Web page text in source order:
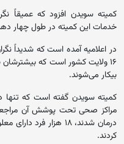
کمیته سویدن افزود که عمیقاً
خدمات این کمیته در طول چهار
در اعلامیه آمده است که شدیداً
۱۶ ولایت کشور است که
بیکار می‌شوند.
درمان شدند، ۱۸ هزار
کردند.